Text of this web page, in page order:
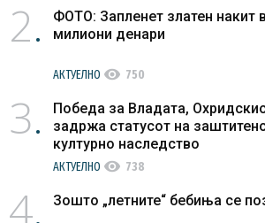
2
ФОТО: Запленет златен накит
милиони денари
АКТУЕЛНО visibility 750
3
Победа за Владата,
задржа статусот на
културно наследство
АКТУЕЛНО visibility 738
4 Зошто „летните“ бебиња се